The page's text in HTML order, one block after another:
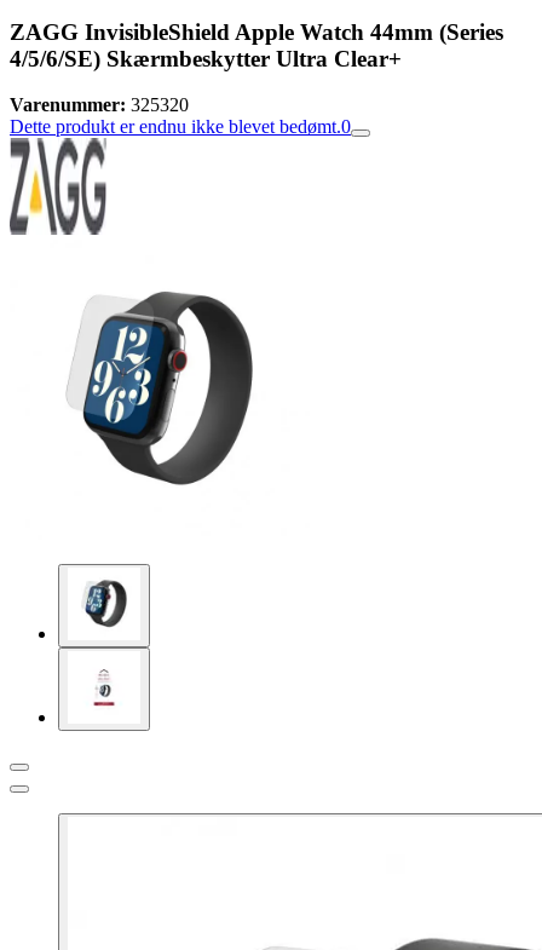
ZAGG InvisibleShield Apple Watch 44mm (Series
4/5/6/SE) Skærmbeskytter Ultra Clear+
Varenummer: 325320
Dette produkt er endnu ikke blevet bedømt.0